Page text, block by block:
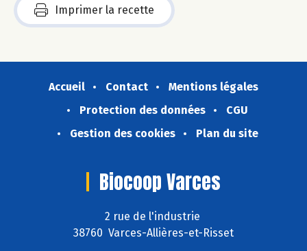
Imprimer la recette
Accueil Contact
Mentions légales
Protection des données
CGU
Gestion des cookies
Plan du site
Biocoop Varces
2 rue de l'industrie
38760 Varces-Allières-et-Risset